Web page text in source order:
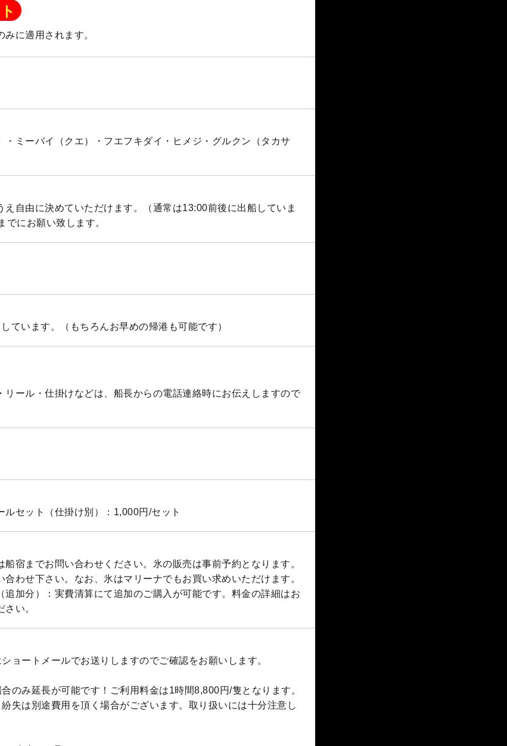
に適用されます。
・ミーバイ（クエ）・フエフキダイ・ヒメジ・グルクン（タカサ
え自由に決めていただけます。（通常は13:00前後に出船していま
にお願い致します。
ています。（もちろんお早めの帰港も可能です）
リール・仕掛けなどは、船長からの電話連絡時にお伝えしますので
ルセット（仕掛け別）：1,000円/セット
船宿までお問い合わせください。氷の販売は事前予約となります。
合わせ下さい。なお、氷はマリーナでもお買い求めいただけます。
追加分）：実費清算にて追加のご購入が可能です。料金の詳細はお
い。
ョートメールでお送りしますのでご確認をお願いします。
のみ延長が可能です！ご利用料金は1時間8,800円/隻となります。
失は別途費用を頂く場合がございます。取り扱いには十分注意し